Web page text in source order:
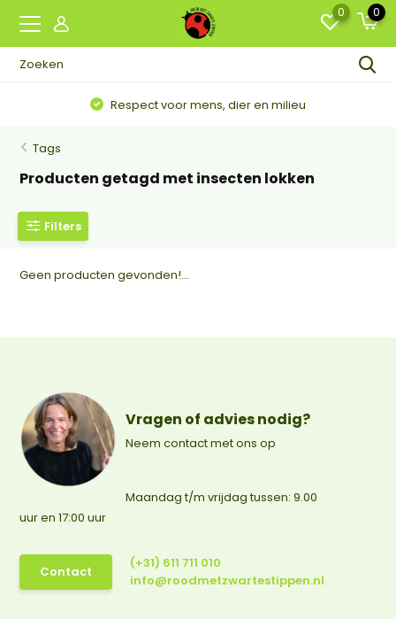
0 0
Respect voor mens, dier en milieu
Tags
Producten getagd met insecten lokken
Filters
Geen producten gevonden!...
Vragen of advies nodig?
Neem contact met ons op
Maandag t/m vrijdag tussen: 9.00
uur en 17:00 uur
Contact
(+31) 611 711 010
info@roodmetzwartestippen.nl